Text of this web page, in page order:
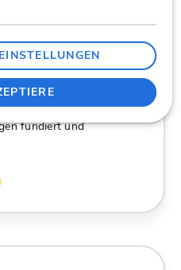
Damit
auf Basis von
fundiert und